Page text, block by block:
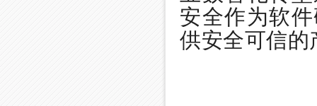
安全作为软
供安全可信